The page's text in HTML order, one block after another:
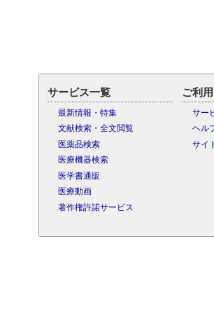
サービス一覧
最新情報・特集
文献検索・全文閲覧
医薬品検索
医療機器検索
医学書通販
医療動画
著作権許諾サービス
ご利
サー
ヘル
サイ